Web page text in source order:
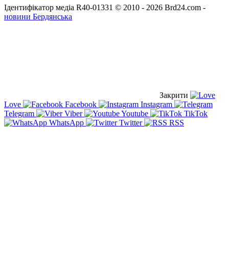
Ідентифікатор медіа R40-01331 © 2010 - 2026 Brd24.com -
новини Бердянська
Закрити
Love
Facebook
Instagram
Telegram
Viber Youtube
TikTok
WhatsApp
Twitter RSS